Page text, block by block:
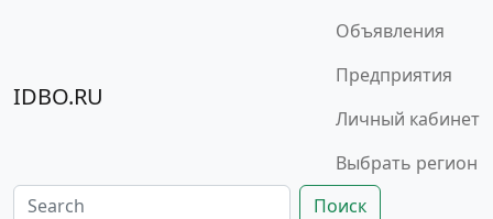
IDBO.RU
Объявления
Предприятия
Личный кабинет
Выбрать регион
Поиск